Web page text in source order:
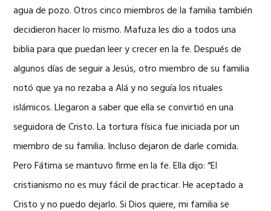
agua de pozo. Otros cinco miembros de la familia también
decidieron hacer lo mismo. Mafuza les dio a todos una
biblia para que puedan leer y crecer en la fe. Después de
algunos días de seguir a Jesús, otro miembro de su familia
notó que ya no rezaba a Alá y no seguía los rituales
islámicos. Llegaron a saber que ella se convirtió en una
seguidora de Cristo. La tortura física fue iniciada por un
miembro de su familia. Incluso dejaron de darle comida.
Pero Fátima se mantuvo firme en la fe. Ella dijo: “El
cristianismo no es muy fácil de practicar. He aceptado a
Cristo y no puedo dejarlo. Si Dios quiere, mi familia se